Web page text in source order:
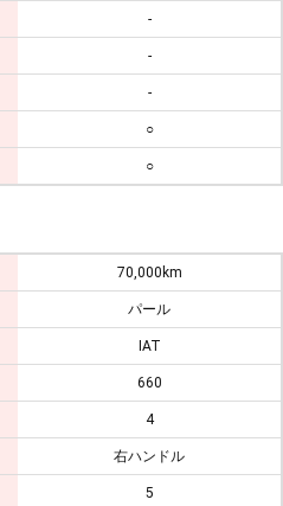
-
-
-
○
○
70,000km
パール
IAT
660
4
右ハンドル
5